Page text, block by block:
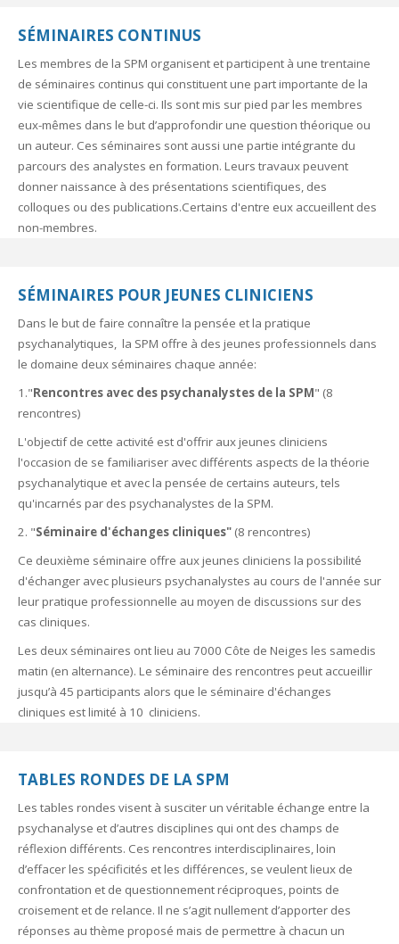
SÉMINAIRES CONTINUS
Les membres de la SPM organisent et participent à une trentaine
de séminaires continus qui constituent une part importante de la
vie scientifique de celle-ci. Ils sont mis sur pied par les membres
eux-mêmes dans le but d’approfondir une question théorique ou
un auteur. Ces séminaires sont aussi une partie intégrante du
parcours des analystes en formation. Leurs travaux peuvent
donner naissance à des présentations scientifiques, des
colloques ou des publications.Certains d'entre eux accueillent des
non-membres.
SÉMINAIRES POUR JEUNES CLINICIENS
Dans le but de faire connaître la pensée et la pratique
psychanalytiques, la SPM offre à des jeunes professionnels dans
le domaine deux séminaires chaque année:
1."Rencontres avec des psychanalystes de la SPM" (8
rencontres)
L'objectif de cette activité est d'offrir aux jeunes cliniciens
l'occasion de se familiariser avec différents aspects de la théorie
psychanalytique et avec la pensée de certains auteurs, tels
qu'incarnés par des psychanalystes de la SPM.
2. "Séminaire d'échanges cliniques" (8 rencontres)
Ce deuxième séminaire offre aux jeunes cliniciens la possibilité
d'échanger avec plusieurs psychanalystes au cours de l'année sur
leur pratique professionnelle au moyen de discussions sur des
cas cliniques.
Les deux séminaires ont lieu au 7000 Côte de Neiges les samedis
matin (en alternance). Le séminaire des rencontres peut accueillir
jusqu’à 45 participants alors que le séminaire d'échanges
cliniques est limité à 10 cliniciens.
TABLES RONDES DE LA SPM
​Les tables rondes visent à susciter un véritable échange entre la
psychanalyse et d’autres disciplines qui ont des champs de
réflexion différents. Ces rencontres interdisciplinaires, loin
d’effacer les spécificités et les différences, se veulent lieux de
confrontation et de questionnement réciproques, points de
croisement et de relance. Il ne s’agit nullement d’apporter des
réponses au thème proposé mais de permettre à chacun un